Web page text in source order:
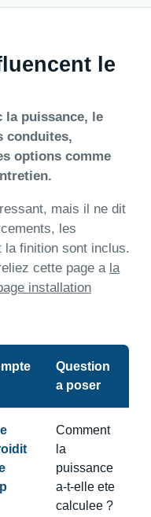
le
la puissance, le
conduites,
options comme
mais il ne dit
les
finition sont inclus.
cette page a la
installation
Question
a poser
Comment
la
puissance
a-t-elle ete
calculee ?